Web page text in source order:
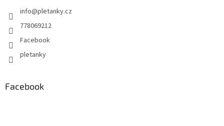
info@pletanky.cz
778069212
Facebook
pletanky
Facebook